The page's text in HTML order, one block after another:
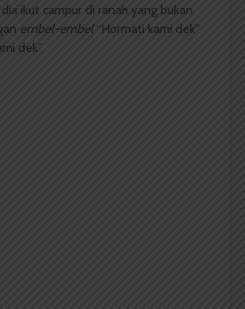
ikut campur di ranah yang bukan
embel-embel“Hormati kami dek”
dek”.